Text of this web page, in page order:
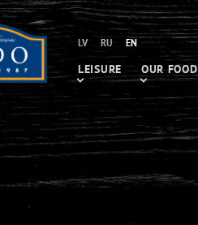
LV RU EN
LEISURE OUR FOOD